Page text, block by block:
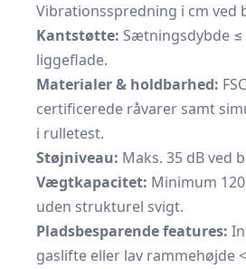
Vibrationsspredning i cm ved
Kantstøtte: Sætningsdybde
liggeflade.
Materialer & holdbarhed:
certificerede råvarer samt
i rulletest.
Støjniveau: Maks. 35 dB ved
Vægtkapacitet: Minimum
uden strukturel svigt.
Pladsbesparende features:
gaslifte eller lav rammehøjde